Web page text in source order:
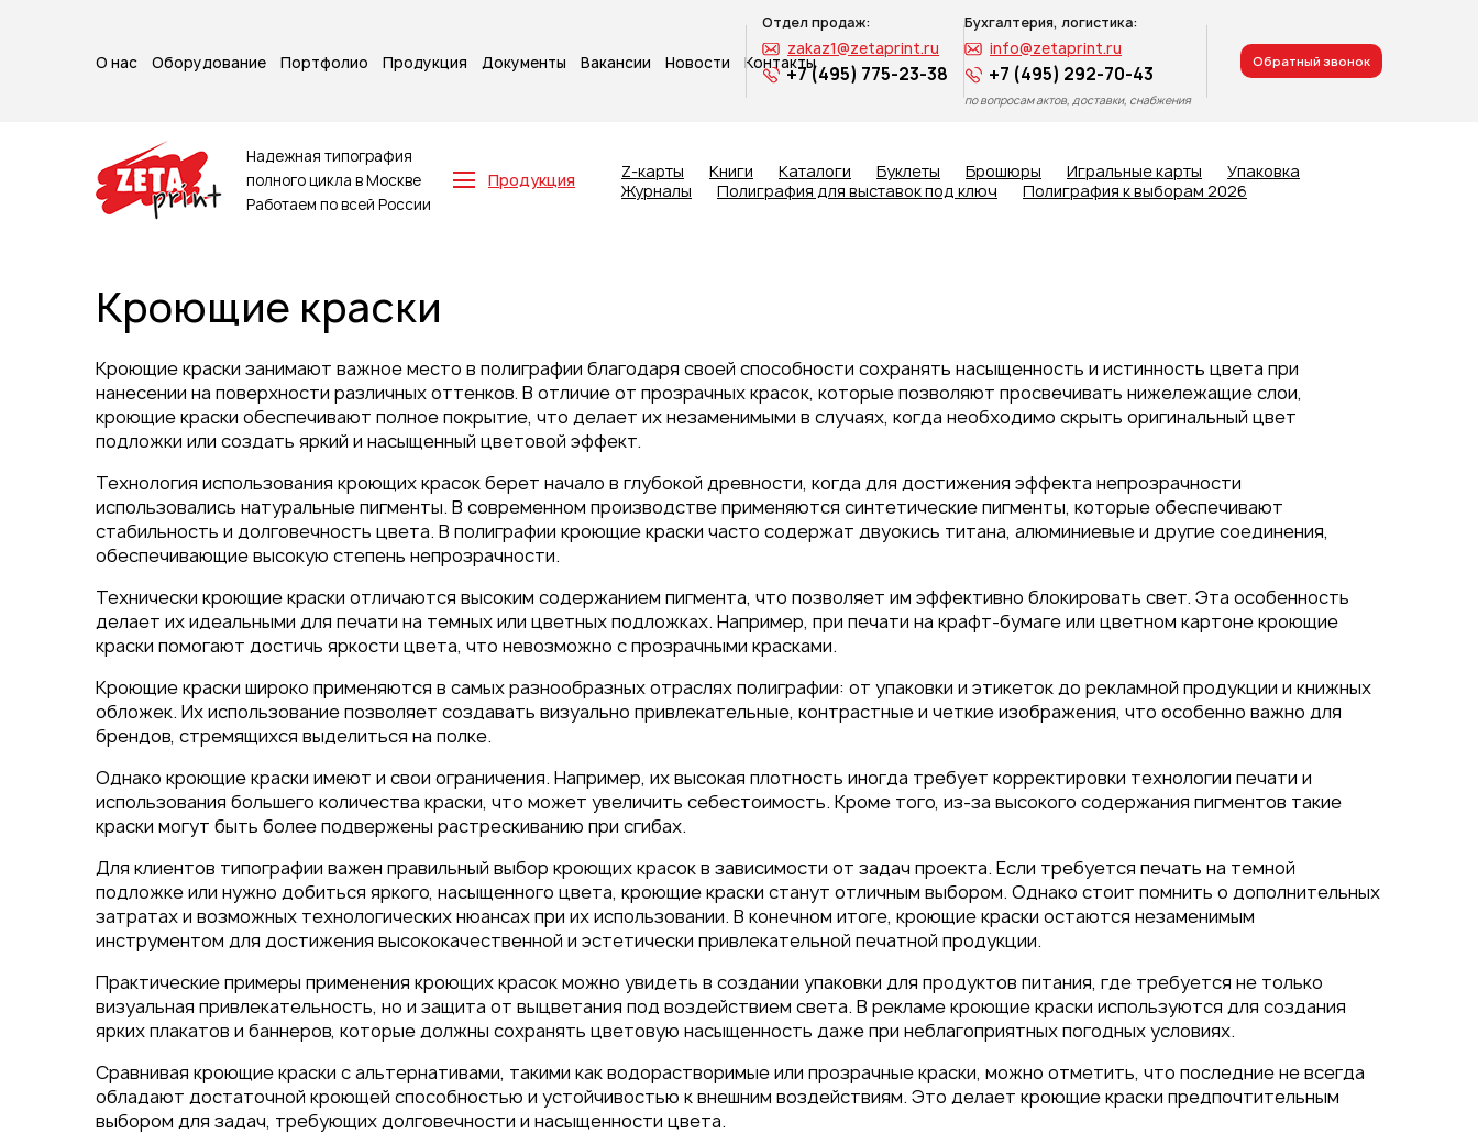
О нас Оборудование Портфолио Продукция Документы Вакансии Новости Контакты
Отдел продаж:
zakaz1@zetaprint.ru
+7 (495) 775-23-38
Бухгалтерия, логистика:
info@zetaprint.ru
+7 (495) 292-70-43
по вопросам актов, доставки, снабжения
Обратный звонок
Надежная типография
полного цикла в Москве
Работаем по всей России
Продукция
Буклеты
Игральные карты
Каталоги
Листовки
Книги
Папки
Календари
Упаковка
Блокноты с логотипом
Пакеты
Журналы
Полиграфия для выставок под
ключ
Полиграфия к выборам 2026
Z-карты Книги Каталоги Буклеты Брошюры Игральные карты
Упаковка
Журналы
Полиграфия для выставок под ключ Полиграфия к выборам 2026
Кроющие краски
Кроющие краски занимают важное место в полиграфии благодаря своей способности сохранять насыщенность и истинность цвета при
нанесении на поверхности различных оттенков. В отличие от прозрачных красок, которые позволяют просвечивать нижележащие слои,
кроющие краски обеспечивают полное покрытие, что делает их незаменимыми в случаях, когда необходимо скрыть оригинальный цвет
подложки или создать яркий и насыщенный цветовой эффект.
Технология использования кроющих красок берет начало в глубокой древности, когда для достижения эффекта непрозрачности
использовались натуральные пигменты. В современном производстве применяются синтетические пигменты, которые обеспечивают
стабильность и долговечность цвета. В полиграфии кроющие краски часто содержат двуокись титана, алюминиевые и другие соединения,
обеспечивающие высокую степень непрозрачности.
Технически кроющие краски отличаются высоким содержанием пигмента, что позволяет им эффективно блокировать свет. Эта особенность
делает их идеальными для печати на темных или цветных подложках. Например, при печати на крафт-бумаге или цветном картоне кроющие
краски помогают достичь яркости цвета, что невозможно с прозрачными красками.
Кроющие краски широко применяются в самых разнообразных отраслях полиграфии: от упаковки и этикеток до рекламной продукции и книжных
обложек. Их использование позволяет создавать визуально привлекательные, контрастные и четкие изображения, что особенно важно для
брендов, стремящихся выделиться на полке.
Однако кроющие краски имеют и свои ограничения. Например, их высокая плотность иногда требует корректировки технологии печати и
использования большего количества краски, что может увеличить себестоимость. Кроме того, из-за высокого содержания пигментов такие
краски могут быть более подвержены растрескиванию при сгибах.
Для клиентов типографии важен правильный выбор кроющих красок в зависимости от задач проекта. Если требуется печать на темной
подложке или нужно добиться яркого, насыщенного цвета, кроющие краски станут отличным выбором. Однако стоит помнить о дополнительных
затратах и возможных технологических нюансах при их использовании. В конечном итоге, кроющие краски остаются незаменимым
инструментом для достижения высококачественной и эстетически привлекательной печатной продукции.
Практические примеры применения кроющих красок можно увидеть в создании упаковки для продуктов питания, где требуется не только
визуальная привлекательность, но и защита от выцветания под воздействием света. В рекламе кроющие краски используются для создания
ярких плакатов и баннеров, которые должны сохранять цветовую насыщенность даже при неблагоприятных погодных условиях.
Сравнивая кроющие краски с альтернативами, такими как водорастворимые или прозрачные краски, можно отметить, что последние не всегда
обладают достаточной кроющей способностью и устойчивостью к внешним воздействиям. Это делает кроющие краски предпочтительным
выбором для задач, требующих долговечности и насыщенности цвета.